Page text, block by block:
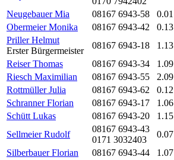
Neugebauer Mia
08167 6943-58 0.01
Obermeier Monika
08167 6943-42 0.13
Priller Helmut
Erster Bürgermeister
08167 6943-18 1.13
Reiser Thomas
08167 6943-34 1.09
Riesch Maximilian
08167 6943-55 2.09
Rottmüller Julia
08167 6943-62 0.12
Schranner Florian
08167 6943-17 1.06
Schütt Lukas
08167 6943-20 1.15
Sellmeier Rudolf
08167 6943-43
0171 3032403
0.07
Silberbauer Florian
08167 6943-44 1.07